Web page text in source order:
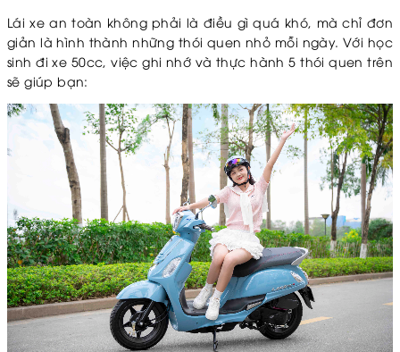
Lái xe an toàn không phải là điều gì quá khó, mà chỉ đơn
giản là hình thành những thói quen nhỏ mỗi ngày. Với học
sinh đi xe 50cc, việc ghi nhớ và thực hành 5 thói quen trên
sẽ giúp bạn: